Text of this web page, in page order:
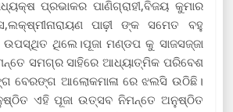
ପ୍ରଭାକର ପାଣିଗ୍ରାହୀ,ବିଜୟ କୁମାର
ପାଢ଼ୀ ଙ୍କ ସମେତ ବହୁ
ଥିଲେ।ପୂଜା ମଣ୍ଡପ କୁ ସାଜସଜ୍ଜା
ସମଗ୍ର ସାହିରେ ଆଧ୍ୟାତ୍ମିକ ପରିବେଶ
ବେରଙ୍ଗ ଆଲୋକମାଳା ରେ ଝଲସି ଉଠିଛି।
ଏହି ପୂଜା ଉତ୍ସବ ନିମନ୍ତେ ଅନୁଷ୍ଠିତ